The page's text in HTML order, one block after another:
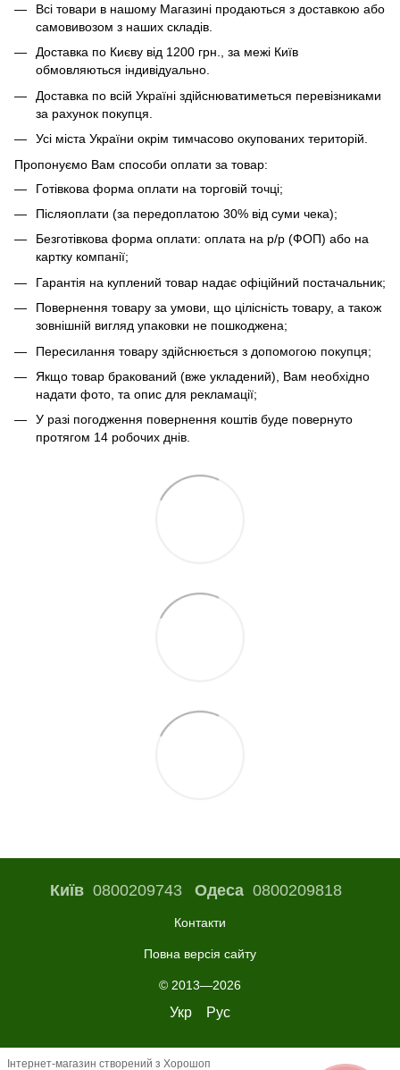
Всі товари в нашому Магазині продаються з доставкою або
самовивозом з наших складів.
Доставка по Києву від 1200 грн., за межі Київ
обмовляються індивідуально.
Доставка по всій Україні здійснюватиметься перевізниками
за рахунок покупця.
Усі міста України окрім тимчасово окупованих територій.
Пропонуємо Вам способи оплати за товар:
Готівкова форма оплати на торговій точці;
Післяоплати (за передоплатою 30% від суми чека);
Безготівкова форма оплати: оплата на р/р (ФОП) або на
картку компанії;
Гарантія на куплений товар надає офіційний постачальник;
Повернення товару за умови, що цілісність товару, а також
зовнішній вигляд упаковки не пошкоджена;
Пересилання товару здійснюється з допомогою покупця;
Якщо товар бракований (вже укладений), Вам необхідно
надати фото, та опис для рекламації;
У разі погодження повернення коштів буде повернуто
протягом 14 робочих днів.
Київ0800209743 Одеса0800209818
Контакти
Повна версія сайту
© 2013—2026
Укр Рус
Інтернет-магазин створений з Хорошоп